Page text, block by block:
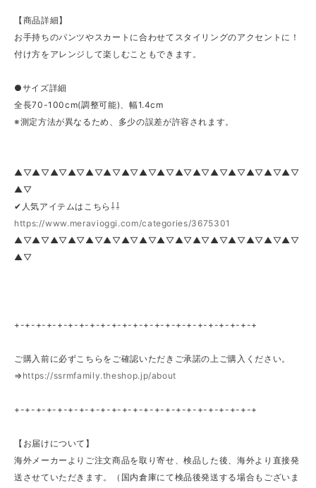
【商品詳細】
お手持ちのパンツやスカートに合わせてスタイリングのアクセントに！
付け方をアレンジして楽しむこともできます。
●サイズ詳細
全長70-100cm(調整可能)、幅1.4cm
※測定方法が異なるため、多少の誤差が許容されます。
▲▽▲▽▲▽▲▽▲▽▲▽▲▽▲▽▲▽▲▽▲▽▲▽▲▽▲▽▲▽▲▽
▲▽
✔人気アイテムはこちら⇩⇩
https://www.meravioggi.com/categories/3675301
▲▽▲▽▲▽▲▽▲▽▲▽▲▽▲▽▲▽▲▽▲▽▲▽▲▽▲▽▲▽▲▽
▲▽
+-+-+-+-+-+-+-+-+-+-+-+-+-+-+-+-+-+-+-+-+-+-+
ご購入前に必ずこちらをご確認いただきご承諾の上ご購入ください。
⇒ https://ssrmfamily.theshop.jp/about
+-+-+-+-+-+-+-+-+-+-+-+-+-+-+-+-+-+-+-+-+-+-+
【お届けについて】
海外メーカーよりご注文商品を取り寄せ、検品した後、海外より直接発
送させていただきます。（国内倉庫にて検品後発送する場合もございま